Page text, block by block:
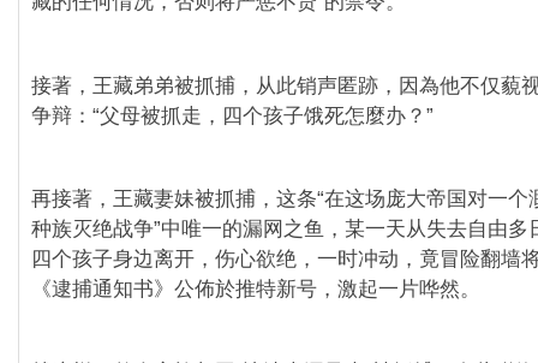
接著，王藏弟弟被抓捕，从此销声匿跡，因為他不仅藐
争辩：“父母被抓走，四个孩子饿死怎麼办？”
再接著，王藏妻妹被抓捕，这条“在这场庞大帝国对一个
种族灭绝战争”中唯一的漏网之鱼，某一天从失去自由多
四个孩子身边离开，伤心欲绝，一时冲动，竟冒险翻墙
《逮捕通知书》公佈於推特新号，激起一片哗然。